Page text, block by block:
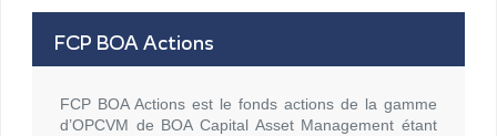
FCP BOA Actions
FCP BOA Actions est le fonds actions de la gamme
d’OPCVM de BOA Capital Asset Management étant